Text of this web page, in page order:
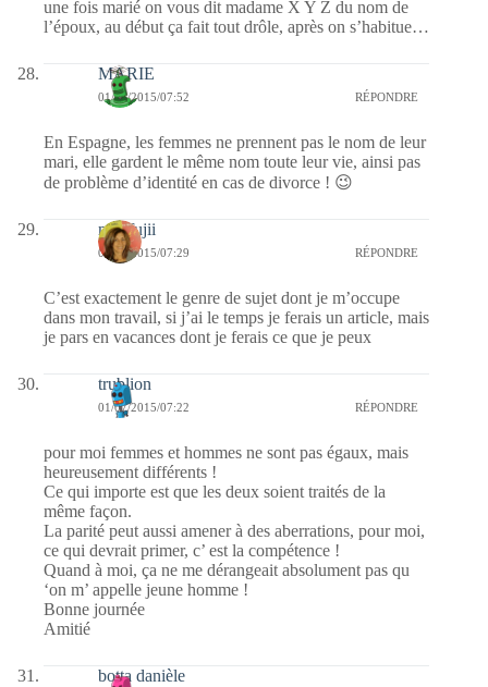
une fois marié on vous dit madame X Y Z du nom de
l’époux, au début ça fait tout drôle, après on s’habitue…
MARIE
01/07/2015/07:52 RÉPONDRE
En Espagne, les femmes ne prennent pas le nom de leur
mari, elle gardent le même nom toute leur vie, ainsi pas
de problème d’identité en cas de divorce ! 😉
missfujii
01/07/2015/07:29 RÉPONDRE
C’est exactement le genre de sujet dont je m’occupe
dans mon travail, si j’ai le temps je ferais un article, mais
je pars en vacances dont je ferais ce que je peux
trublion
01/07/2015/07:22 RÉPONDRE
pour moi femmes et hommes ne sont pas égaux, mais
heureusement différents !
Ce qui importe est que les deux soient traités de la
même façon.
La parité peut aussi amener à des aberrations, pour moi,
ce qui devrait primer, c’ est la compétence !
Quand à moi, ça ne me dérangeait absolument pas qu
‘on m’ appelle jeune homme !
Bonne journée
Amitié
botta danièle